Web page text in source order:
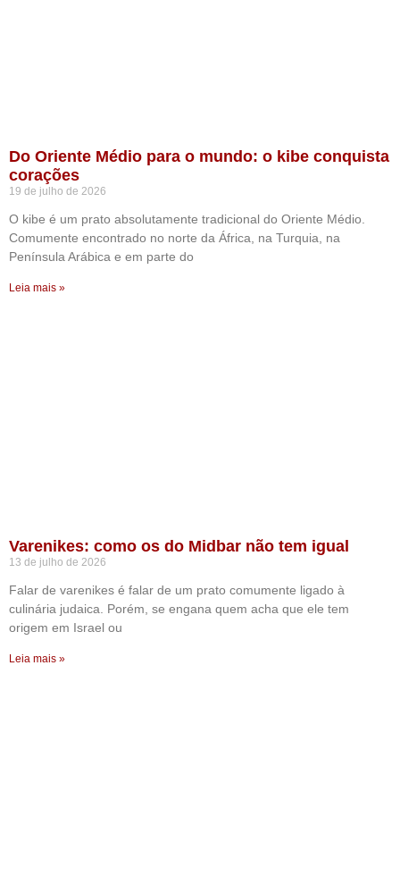
Do Oriente Médio para o mundo: o kibe conquista
corações
19 de julho de 2026
O kibe é um prato absolutamente tradicional do Oriente Médio.
Comumente encontrado no norte da África, na Turquia, na
Península Arábica e em parte do
Leia mais »
Varenikes: como os do Midbar não tem igual
13 de julho de 2026
Falar de varenikes é falar de um prato comumente ligado à
culinária judaica. Porém, se engana quem acha que ele tem
origem em Israel ou
Leia mais »